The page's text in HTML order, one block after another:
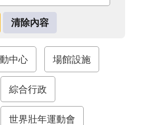
中心 場館設施
綜合行政
世界壯年運動會